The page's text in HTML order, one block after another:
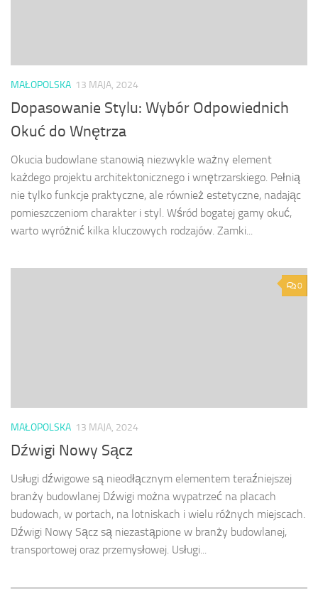
MAŁOPOLSKA 13 MAJA, 2024
Dopasowanie Stylu: Wybór Odpowiednich
Okuć do Wnętrza
Okucia budowlane stanowią niezwykle ważny element
każdego projektu architektonicznego i wnętrzarskiego. Pełnią
nie tylko funkcje praktyczne, ale również estetyczne, nadając
pomieszczeniom charakter i styl. Wśród bogatej gamy okuć,
warto wyróżnić kilka kluczowych rodzajów. Zamki...
0
MAŁOPOLSKA 13 MAJA, 2024
Dźwigi Nowy Sącz
Usługi dźwigowe są nieodłącznym elementem teraźniejszej
branży budowlanej Dźwigi można wypatrzeć na placach
budowach, w portach, na lotniskach i wielu różnych miejscach.
Dźwigi Nowy Sącz są niezastąpione w branży budowlanej,
transportowej oraz przemysłowej. Usługi...